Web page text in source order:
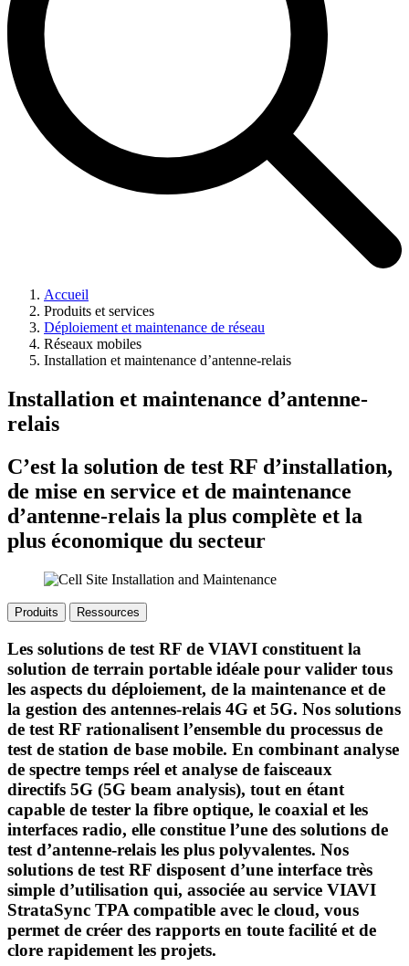
Accueil
Produits et services
Déploiement et maintenance de réseau
Réseaux mobiles
Installation et maintenance d’antenne-relais
Installation et maintenance d’antenne-
relais
C’est la solution de test RF d’installation,
de mise en service et de maintenance
d’antenne-relais la plus complète et la
plus économique du secteur
Produits Ressources
Les solutions de test RF de VIAVI constituent la
solution de terrain portable idéale pour valider tous
les aspects du déploiement, de la maintenance et de
la gestion des antennes-relais 4G et 5G. Nos solutions
de test RF rationalisent l’ensemble du processus de
test de station de base mobile. En combinant analyse
de spectre temps réel et analyse de faisceaux
directifs 5G (5G beam analysis), tout en étant
capable de tester la fibre optique, le coaxial et les
interfaces radio, elle constitue l’une des solutions de
test d’antenne-relais les plus polyvalentes. Nos
solutions de test RF disposent d’une interface très
simple d’utilisation qui, associée au service VIAVI
StrataSync TPA compatible avec le cloud, vous
permet de créer des rapports en toute facilité et de
clore rapidement les projets.